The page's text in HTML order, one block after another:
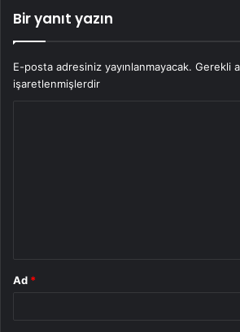
Bir yanıt yazın
E-posta adresiniz yayınlanmayacak. Gerekli
işaretlenmişlerdir
Ad *